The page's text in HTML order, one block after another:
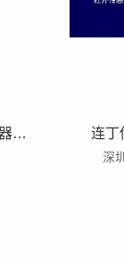
ASAIR奥松AGR10 表压传感器 MEMS 压力传感器可定制替代XGZP6847A 连丁
深